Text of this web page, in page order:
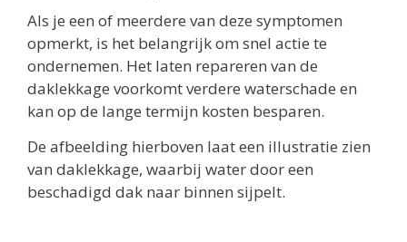
Als je een of meerdere van deze symptomen
opmerkt, is het belangrijk om snel actie te
ondernemen. Het laten repareren van de
daklekkage voorkomt verdere waterschade en
kan op de lange termijn kosten besparen.
De afbeelding hierboven laat een illustratie zien
van daklekkage, waarbij water door een
beschadigd dak naar binnen sijpelt.